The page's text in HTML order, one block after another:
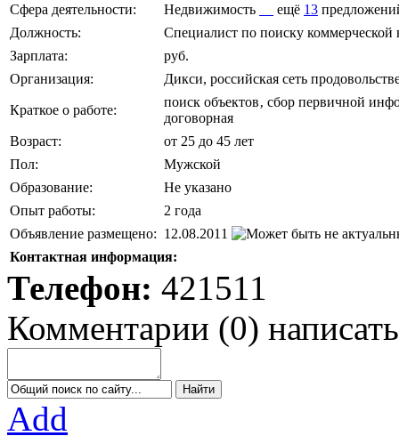
Сфера деятельности: Недвижимость ещё 13
Должность:
Специалист по поиску
Зарплата:
руб.
Организация:
Дикси, российская сеть
Краткое о работе:
поиск объектов‚ сбор первичной
договорная
Возраст:
от 25 до 45 лет
Пол:
Мужской
Образование:
Не указано
Опыт работы:
2 года
Объявление размещено: 12.08.2011
Контактная информация:
Телефон: 421511
Комментарии (0) написать
Add